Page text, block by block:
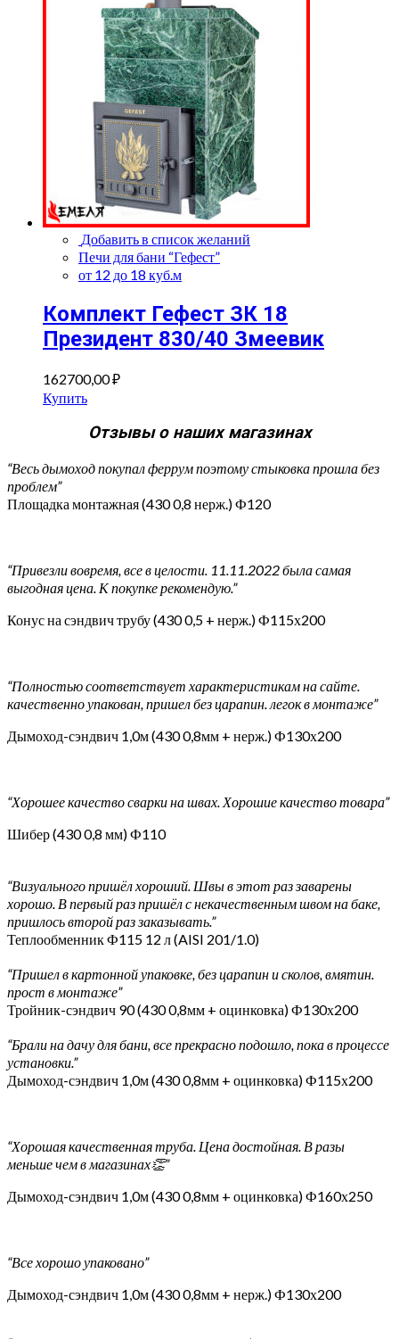
Добавить в список желаний
Печи для бани “Гефест”
от 12 до 18 куб.м
Комплект Гефест ЗК 18
Президент 830/40 Змеевик
162700,00₽
Купить
Отзывы о наших магазинах
“Весь дымоход покупал феррум поэтому стыковка прошла без
проблем”
Площадка монтажная (430 0,8 нерж.) Ф120
“Привезли вовремя, все в целости. 11.11.2022 была самая
выгодная цена. К покупке рекомендую.”
Конус на сэндвич трубу (430 0,5 + нерж.) Ф115х200
“Полностью соответствует характеристикам на сайте.
качественно упакован, пришел без царапин. легок в монтаже”
Дымоход-сэндвич 1,0м (430 0,8мм + нерж.) Ф130х200
“Хорошее качество сварки на швах. Хорошие качество товара”
Шибер (430 0,8 мм) Ф110
“Визуального пришёл хороший. Швы в этот раз заварены
хорошо. В первый раз пришёл с некачественным швом на баке,
пришлось второй раз заказывать.”
Теплообменник Ф115 12 л (AISI 201/1.0)
“Пришел в картонной упаковке, без царапин и сколов, вмятин.
прост в монтаже”
Тройник-сэндвич 90 (430 0,8мм + оцинковка) Ф130х200
“Брали на дачу для бани, все прекрасно подошло, пока в процессе
установки.”
Дымоход-сэндвич 1,0м (430 0,8мм + оцинковка) Ф115х200
“Хорошая качественная труба. Цена достойная. В разы
меньше чем в магазинах👏”
Дымоход-сэндвич 1,0м (430 0,8мм + оцинковка) Ф160х250
“Все хорошо упаковано”
Дымоход-сэндвич 1,0м (430 0,8мм + нерж.) Ф130х200